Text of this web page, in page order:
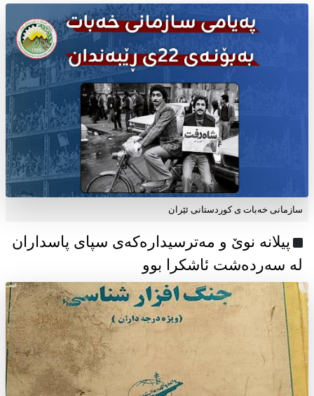
سازمانی خەبات ی كوردستانی ئێران
پیلانە نوێ و مەترسیدارەکەی سپای پاسداران
لە سەردەشت ئاشکرا بوو